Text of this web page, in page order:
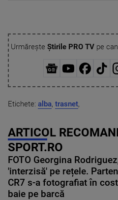
Urmărește Știrile PRO TVpe
Etichete: alba, trasnet,
ARTICOL
SPORT.RO
FOTO Georgina
'interzisă' pe rețele.
CR7 s-a fotografiat în
baie pe barcă